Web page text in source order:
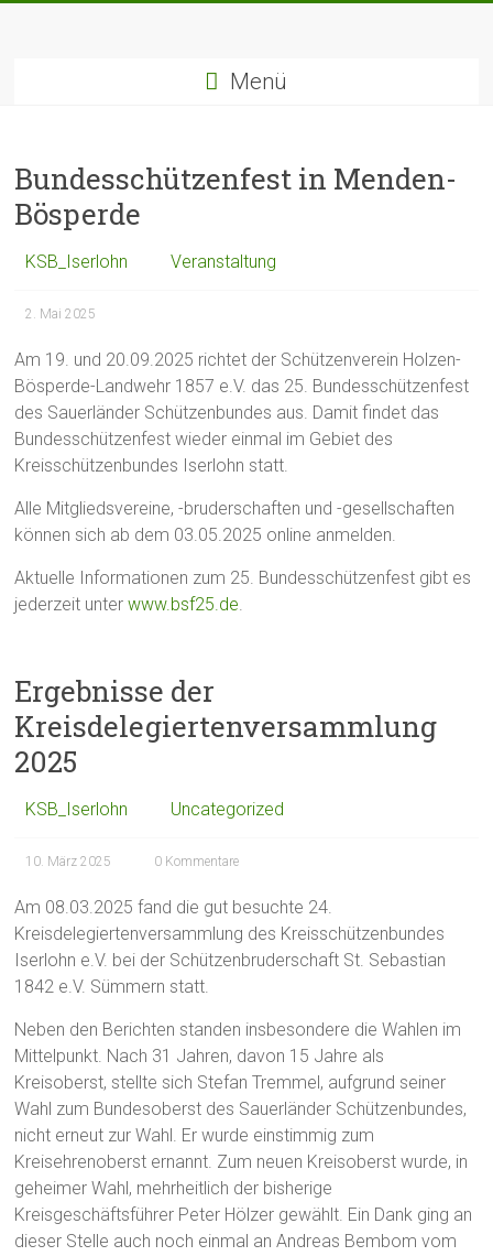
Menü
Bundesschützenfest in Menden-
Bösperde
KSB_Iserlohn Veranstaltung
2. Mai 2025
Am 19. und 20.09.2025 richtet der Schützenverein Holzen-
Bösperde-Landwehr 1857 e.V. das 25. Bundesschützenfest
des Sauerländer Schützenbundes aus. Damit findet das
Bundesschützenfest wieder einmal im Gebiet des
Kreisschützenbundes Iserlohn statt.
Alle Mitgliedsvereine, -bruderschaften und -gesellschaften
können sich ab dem 03.05.2025 online anmelden.
Aktuelle Informationen zum 25. Bundesschützenfest gibt es
jederzeit unterwww.bsf25.de.
Ergebnisse der
Kreisdelegiertenversammlung
2025
KSB_Iserlohn Uncategorized
10. März 2025 0 Kommentare
Am 08.03.2025 fand die gut besuchte 24.
Kreisdelegiertenversammlung des Kreisschützenbundes
Iserlohn e.V. bei der Schützenbruderschaft St. Sebastian
1842 e.V. Sümmern statt.
Neben den Berichten standen insbesondere die Wahlen im
Mittelpunkt. Nach 31 Jahren, davon 15 Jahre als
Kreisoberst, stellte sich Stefan Tremmel, aufgrund seiner
Wahl zum Bundesoberst des Sauerländer Schützenbundes,
nicht erneut zur Wahl. Er wurde einstimmig zum
Kreisehrenoberst ernannt. Zum neuen Kreisoberst wurde, in
geheimer Wahl, mehrheitlich der bisherige
Kreisgeschäftsführer Peter Hölzer gewählt. Ein Dank ging an
dieser Stelle auch noch einmal an Andreas Bembom vom